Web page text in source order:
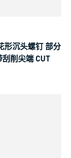
形沉头螺钉 部分
削尖端 CUT